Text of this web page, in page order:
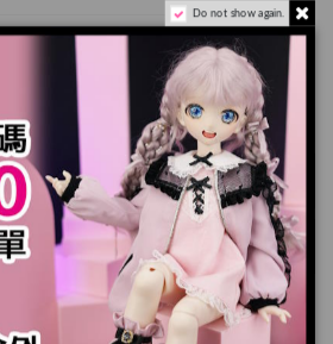
加入購物車
Do not show again.